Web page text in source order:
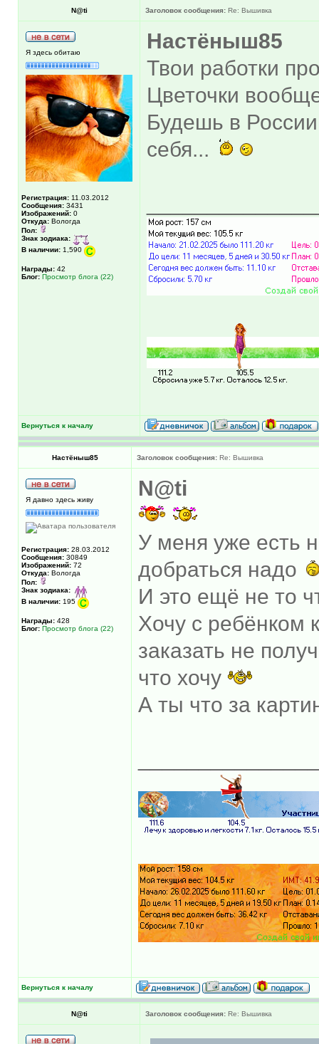
N@ti Заголовок сообщения: Re: Вышивка
Я здесь обитаю
Регистрация: 11.03.2012
Сообщения: 3431
Изображений: 0
Откуда: Вологда
Пол:
Знак зодиака:
В наличии: 1,590
Награды: 42
Блог: Просмотр блога (22)
Настёныш85
Твои работки
Цветочки
Будешь в
себя...
Вернуться к началу
Настёныш85 Заголовок сообщения: Re: Вышивка
Я давно здесь живу
Регистрация: 28.03.2012
Сообщения: 30849
Изображений: 72
Откуда: Вологда
Пол:
Знак зодиака:
В наличии: 195
Награды: 428
Блог: Просмотр блога (22)
N@ti
У меня уже есть
добраться надо
И это ещё не то
Хочу с ребёнком
заказать не
что хочу
А ты что за
Вернуться к началу
N@ti Заголовок сообщения: Re: Вышивка